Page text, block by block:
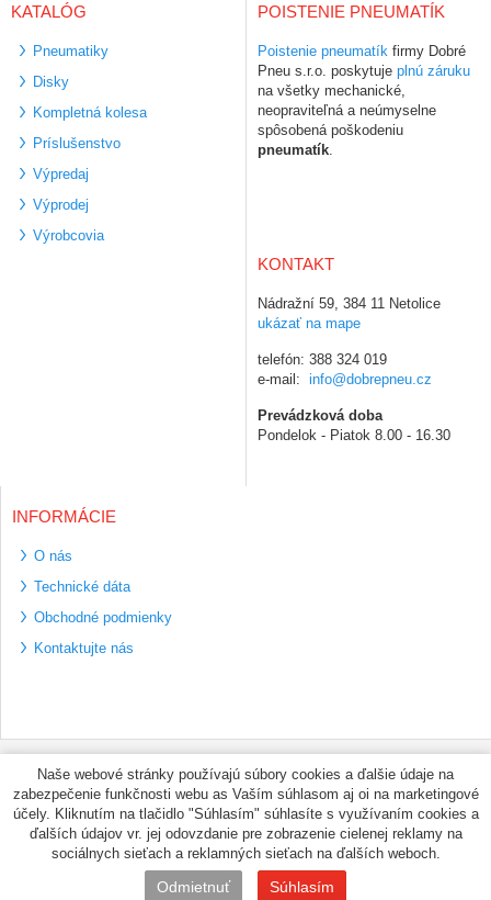
KATALÓG
Pneumatiky
Disky
Kompletná kolesa
Príslušenstvo
Výpredaj
Výprodej
Výrobcovia
POISTENIE PNEUMATÍK
Poistenie pneumatík firmy Dobré
Pneu s.r.o. poskytuje plnú záruku
na všetky mechanické,
neopraviteľná a neúmyselne
spôsobená poškodeniu
pneumatík
KONTAKT
Nádražní 59, 384 11 Netolice
ukázať na mape
telefón: 388 324 019
e-mail: info@dobrepneu.cz
Prevádzková doba
Pondelok - Piatok 8.00 - 16.30
INFORMÁCIE
O nás
Technické dáta
Obchodné podmienky
Kontaktujte nás
Bezpečné platební
metody
Využíváme zasílání
PPL
© PNEUMAX.SK 2026 by
Naše webové stránky používajú súbory cookies a ďalšie údaje na
zabezpečenie funkčnosti webu as Vaším súhlasom aj oi na marketingové
účely. Kliknutím na tlačidlo "Súhlasím" súhlasíte s využívaním cookies a
ďalších údajov vr. jej odovzdanie pre zobrazenie cielenej reklamy na
sociálnych sieťach a reklamných sieťach na ďalších weboch.
Odmietnuť Súhlasím